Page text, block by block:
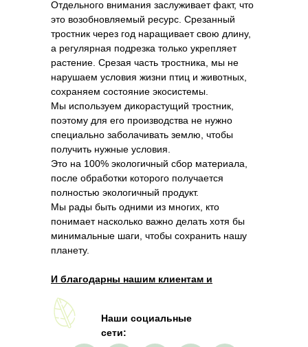
Отдельного внимания заслуживает факт, что
это возобновляемый ресурс. Срезанный
тростник через год наращивает свою длину,
а регулярная подрезка только укрепляет
растение. Срезая часть тростника, мы не
нарушаем условия жизни птиц и животных,
сохраняем состояние экосистемы.
Мы используем дикорастущий тростник,
поэтому для его производства не нужно
специально заболачивать землю, чтобы
получить нужные условия.
Это на 100% экологичный сбор материала,
после обработки которого получается
полностью экологичный продукт.
Мы рады быть одними из многих, кто
понимает насколько важно делать хотя бы
минимальные шаги, чтобы сохранить нашу
планету.
И благодарны нашим клиентам и
мнение.
Наши социальные
сети: